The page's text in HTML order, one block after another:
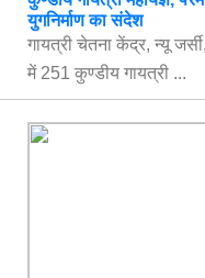
युगनिर्माण का संदेश
गायत्री चेतना केंद्र, न्यू
में 251 कुण्डीय गायत्री ...